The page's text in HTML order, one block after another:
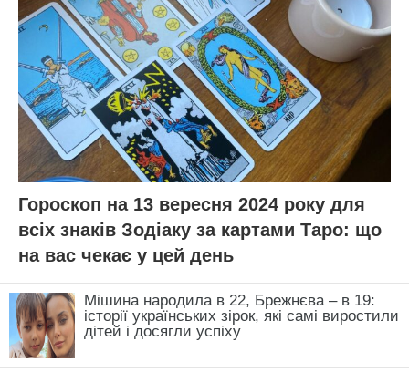
Гороскоп на 13 вересня 2024 року для
всіх знаків Зодіаку за картами Таро: що
на вас чекає у цей день
Мішина народила в 22, Брежнєва – в 19:
історії українських зірок, які самі виростили
дітей і досягли успіху